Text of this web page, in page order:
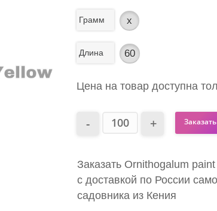
Грамм x
Длина 60
Цена на товар доступна
Заказать Ornithogalum
с доставкой по России
садовника из Кения